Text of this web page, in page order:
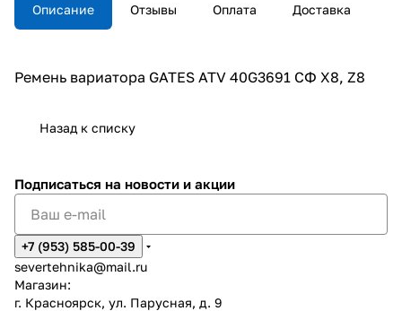
Описание Отзывы Оплата Доставка
Ремень вариатора GATES ATV 40G3691 СФ X8, Z8
Назад к списку
Подписаться на новости и акции
+7 (953) 585-00-39
severtehnika@mail.ru
Магазин:
г. Красноярск, ул. Парусная, д. 9